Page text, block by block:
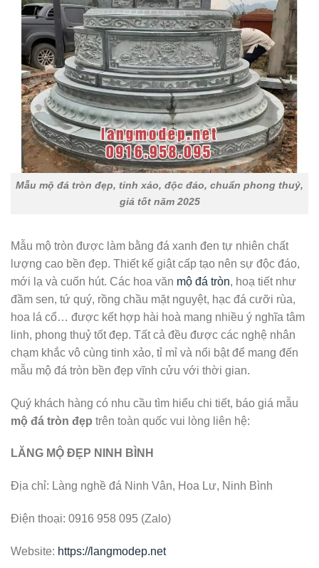
Mẫu mộ đá tròn đẹp, tinh xảo, độc đáo, chuẩn phong thuỷ,
giá tốt năm 2025
Mẫu mộ tròn được làm bằng đá xanh đen tự nhiên chất
lượng cao bền đẹp. Thiết kế giật cấp tạo nên sự độc đáo,
mới lạ và cuốn hút. Các hoa văn mộ đá tròn, hoạ tiết như
đầm sen, tứ quý, rồng chầu mặt nguyệt, hạc đá cưỡi rùa,
hoa lá cổ… được kết hợp hài hoà mang nhiều ý nghĩa tâm
linh, phong thuỷ tốt đẹp. Tất cả đều được các nghệ nhân
chạm khắc vô cùng tinh xảo, tỉ mỉ và nổi bật để mang đến
mẫu mộ đá tròn bền đẹp vĩnh cửu với thời gian.
Quý khách hàng có nhu cầu tìm hiểu chi tiết, báo giá mẫu
mộ đá tròn đẹp trên toàn quốc vui lòng liên hệ:
LĂNG MỘ ĐẸP NINH BÌNH
Địa chỉ: Làng nghề đá Ninh Vân, Hoa Lư, Ninh Bình
Điện thoại: 0916 958 095 (Zalo)
Website: https://langmodep.net